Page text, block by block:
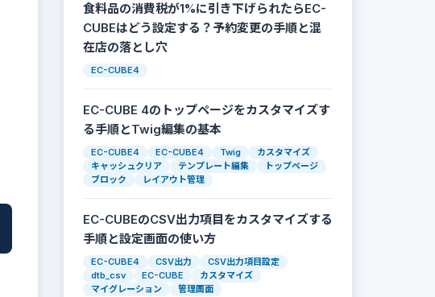
食料品の消費税が1%に引き下げられたらEC-
CUBEはどう設定する？予約変更の手順と混
在店の落とし穴
EC-CUBE4
EC-CUBE 4のトップページをカスタマイズす
る手順とTwig編集の基本
EC-CUBE4 EC-CUBE4 Twig
カスタマイズ
キャッシュクリア
テンプレート編集
トップページ
ブロック
レイアウト管理
EC-CUBEのCSV出力項目をカスタマイズする
手順と設定画面の使い方
EC-CUBE4 CSV出力
CSV出力項目設定
dtb_csv
EC-CUBE
カスタマイズ
マイグレーション
管理画面